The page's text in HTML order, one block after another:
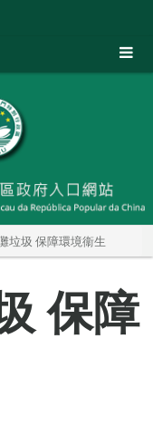
垃圾 保障環境衞生
保障